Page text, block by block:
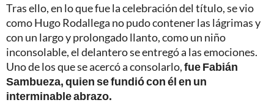
Tras ello, en lo que fue la celebración del título, se vio
como Hugo Rodallega no pudo contener las lágrimas y
con un largo y prolongado llanto, como un niño
inconsolable, el delantero se entregó a las emociones.
Uno de los que se acercó a consolarlo,fue Fabián
Sambueza, quien se fundió con él en un
interminable abrazo.